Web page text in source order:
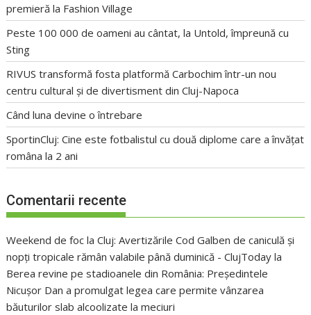
premieră la Fashion Village
Peste 100 000 de oameni au cântat, la Untold, împreună cu
Sting
RIVUS transformă fosta platformă Carbochim într-un nou
centru cultural și de divertisment din Cluj-Napoca
Când luna devine o întrebare
SportinCluj: Cine este fotbalistul cu două diplome care a învățat
româna la 2 ani
Comentarii recente
Weekend de foc la Cluj: Avertizările Cod Galben de caniculă și
nopți tropicale rămân valabile până duminică - ClujToday la
Berea revine pe stadioanele din România: Președintele
Nicușor Dan a promulgat legea care permite vânzarea
băuturilor slab alcoolizate la meciuri